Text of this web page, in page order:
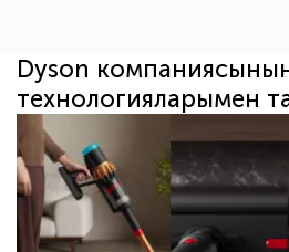
Dyson
технологияларымен